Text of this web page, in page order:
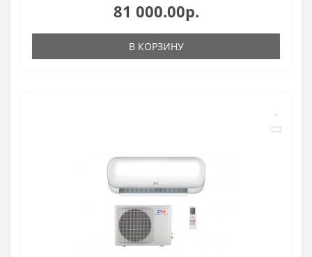
81 000.00р.
В КОРЗИНУ